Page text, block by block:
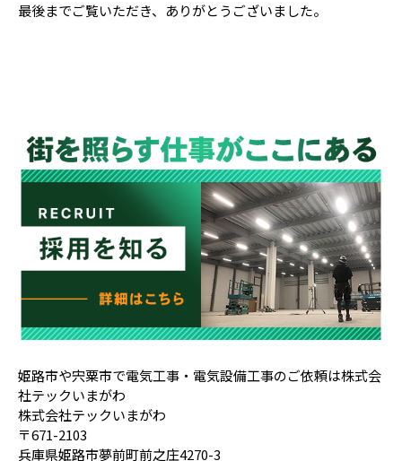
最後までご覧いただき、ありがとうございました。
姫路市や宍粟市で電気工事・電気設備工事のご依頼は株式会
社テックいまがわ
株式会社テックいまがわ
〒671-2103
兵庫県姫路市夢前町前之庄4270-3